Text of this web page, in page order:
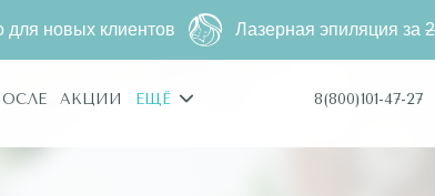
АКЦИИ ЕЩЁ 8(800)101-47-27
клиентов Лазерная эпиляция за2790 ₽